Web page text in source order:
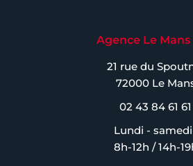
Agence Le Mans
21 rue du
72000 Le
02 43 84 61 61
Lundi - samedi
8h-12h / 14h-